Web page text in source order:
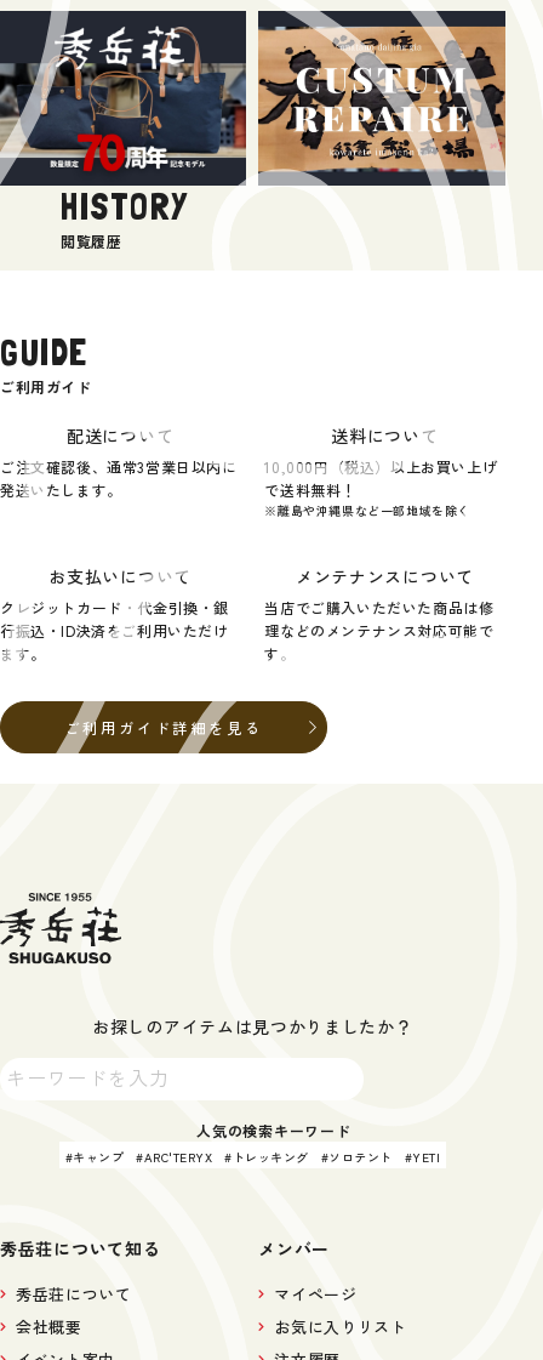
HISTORY
閲覧履歴
GUIDE
ご利用ガイド
配送について
ご注文確認後、通常3営業日以内に
発送いたします。
送料について
10,000円（税込）以上お買い上げ
で送料無料！
※離島や沖縄県など一部地域を除く
お支払いについて
クレジットカード・代金引換・銀
行振込・ID決済をご利用いただけ
ます。
メンテナンスについて
当店でご購入いただいた商品は修
理などのメンテナンス対応可能で
す。
ご利用ガイド詳細を見る
お探しのアイテムは見つかりましたか？
人気の検索キーワード
キャンプ ARC'TERYX トレッキング ソロテント YETI
秀岳荘について知る
秀岳荘について
会社概要
メンバー
マイページ
お気に入りリスト